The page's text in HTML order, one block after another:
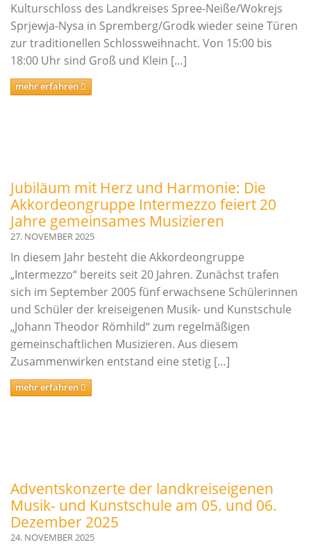
Kulturschloss des Landkreises Spree-Neiße/Wokrejs
Sprjewja-Nysa in Spremberg/Grodk wieder seine Türen
zur traditionellen Schlossweihnacht. Von 15:00 bis
18:00 Uhr sind Groß und Klein […]
mehr erfahren
Jubiläum mit Herz und Harmonie: Die
Akkordeongruppe Intermezzo feiert 20
Jahre gemeinsames Musizieren
27. NOVEMBER 2025
In diesem Jahr besteht die Akkordeongruppe
„Intermezzo“ bereits seit 20 Jahren. Zunächst trafen
sich im September 2005 fünf erwachsene Schülerinnen
und Schüler der kreiseigenen Musik- und Kunstschule
„Johann Theodor Römhild“ zum regelmäßigen
gemeinschaftlichen Musizieren. Aus diesem
Zusammenwirken entstand eine stetig […]
mehr erfahren
Adventskonzerte der landkreiseigenen
Musik- und Kunstschule am 05. und 06.
Dezember 2025
24. NOVEMBER 2025